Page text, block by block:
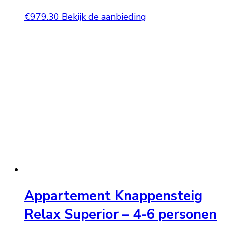
€979.30 Bekijk de aanbieding
Appartement Knappensteig
Relax Superior – 4-6 personen